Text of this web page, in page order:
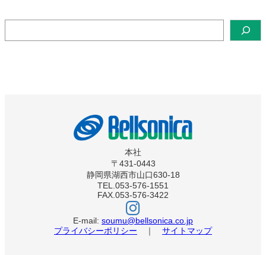
本社
〒431-0443
静岡県湖西市山口630-18
TEL.053-576-1551
FAX.053-576-3422
ベ
ル
ソ
ニ
カ
E-mail: soumu@bellsonica.co.jp
プライバシーポリシー ｜ サイトマップ